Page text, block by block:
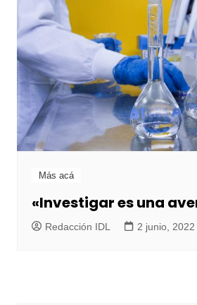
Más acá
«Investigar es una
Redacción IDL 2 junio, 2022